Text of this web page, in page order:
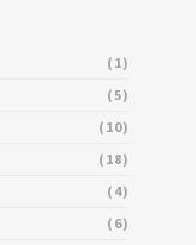
1
5
10
18
4
6